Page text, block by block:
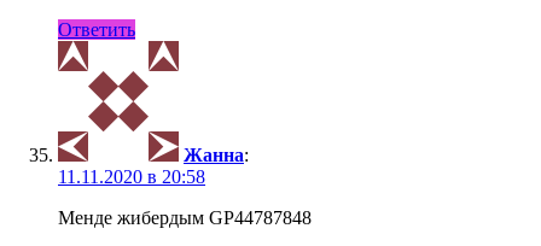
Ответить
Жанна:
11.11.2020 в 20:58
Менде жибердым GP44787848